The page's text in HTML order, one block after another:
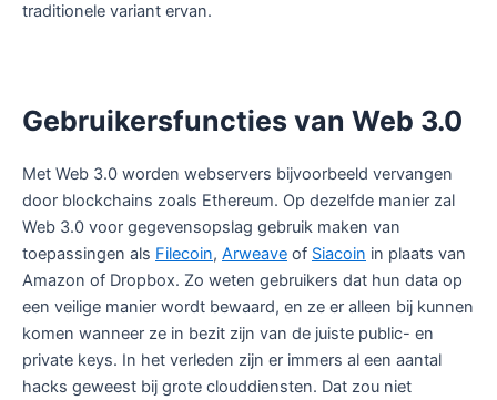
traditionele variant ervan.
Gebruikersfuncties van Web 3.0
Met Web 3.0 worden webservers bijvoorbeeld vervangen
door blockchains zoals Ethereum. Op dezelfde manier zal
Web 3.0 voor gegevensopslag gebruik maken van
toepassingen als Filecoin, Arweave of Siacoin in plaats van
Amazon of Dropbox. Zo weten gebruikers dat hun data op
een veilige manier wordt bewaard, en ze er alleen bij kunnen
komen wanneer ze in bezit zijn van de juiste public- en
private keys. In het verleden zijn er immers al een aantal
hacks geweest bij grote clouddiensten. Dat zou niet